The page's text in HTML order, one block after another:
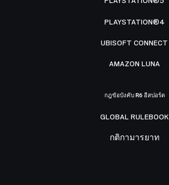
PLAYSTATION®4
UBISOFT CONNECT
AMAZON LUNA
กฎข้อบังคับ R6 อีสปอร์ต
GLOBAL RULEBOOK
กติกามารยาท